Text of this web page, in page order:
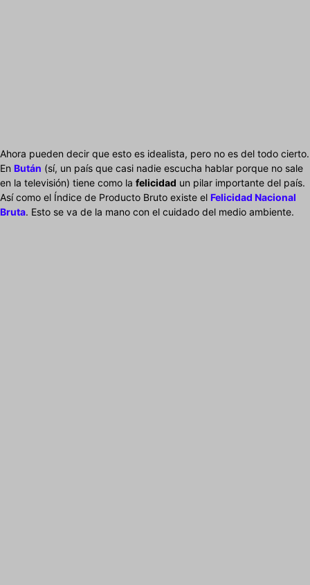
Ahora pueden decir que esto es idealista, pero no es del todo cierto.
En Bután (sí, un país que casi nadie escucha hablar porque no sale
en la televisión) tiene como la felicidad un pilar importante del país.
Así como el Índice de Producto Bruto existe el Felicidad Nacional
Bruta. Esto se va de la mano con el cuidado del medio ambiente.